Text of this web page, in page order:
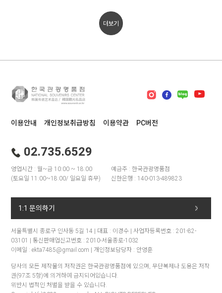
이용안내 개인정보취급방침 이용약관 PC버전
02.735.6529
영업시간 : 월~금 10:00 ~ 18:00
(토요일 11:00~18:00/ 일요일 휴무)
예금주 : 한국관광명품점
신한은행 : 140-013-489823
1:1 문의하기
서울특별시 종로구 인사동 5길 14 | 대표 : 이경수 | 사업자등록번호 : 201-82-
03101 | 통신판매업신고번호 : 2010-서울종로-1032
이메일 : ekta7485@gmail.com | 개인정보담당자 : 안영훈
당사의 모든 제작물의 저작권은 한국관광명품점에 있으며, 무단복제나 도용은 저작
권(97조 5항)에 의거하여 금지되어있습니다.
위반시 법적인 처벌을 받을 수 있습니다.